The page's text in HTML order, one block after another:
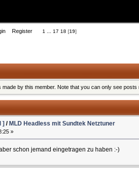
Register 1 17 18 [19]
by this member. Note that you can only see
] / MLD Headless mit Sundtek Netztuner
»
schon jemand eingetragen zu haben :-)